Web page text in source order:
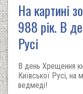
На картині
988 рік. В
Русі
В день Хрещення
Київської Русі, на
ведмеді!